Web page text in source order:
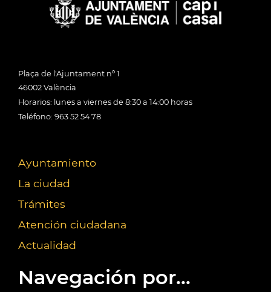
Plaça de l'Ajuntament nº 1
46002 València
Horarios: lunes a viernes de 8:30 a 14:00 horas
Teléfono: 963 52 54 78
Ayuntamiento
La ciudad
Trámites
Atención ciudadana
Actualidad
Navegación por...